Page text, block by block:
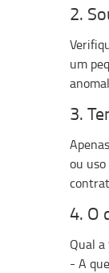
2.
um
3.
ou
4. O
Qual
- A